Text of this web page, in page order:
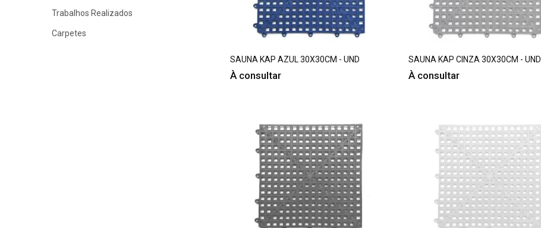
Trabalhos Realizados
Carpetes
SAUNA KAP AZUL 30X30CM - UND
À consultar
SAUNA KAP CINZA 30X30CM - UND
À consultar